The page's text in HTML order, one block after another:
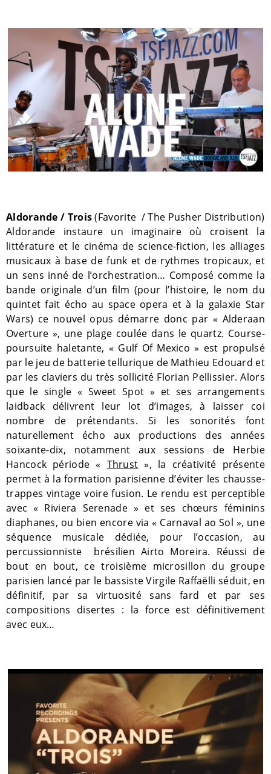
Aldorande / Trois(Favorite / The Pusher Distribution)
Aldorande instaure un imaginaire où croisent la
littérature et le cinéma de science-fiction, les alliages
musicaux à base de funk et de rythmes tropicaux, et
un sens inné de l’orchestration… Composé comme la
bande originale d’un film (pour l’histoire, le nom du
quintet fait écho au space opera et à la galaxie Star
Wars) ce nouvel opus démarre donc par « Alderaan
Overture », une plage coulée dans le quartz. Course-
poursuite haletante, « Gulf Of Mexico » est propulsé
par le jeu de batterie tellurique de Mathieu Edouard et
par les claviers du très sollicité Florian Pellissier. Alors
que le single « Sweet Spot » et ses arrangements
laidback délivrent leur lot d’images, à laisser coi
nombre de prétendants. Si les sonorités font
naturellement écho aux productions des années
soixante-dix, notamment aux sessions de Herbie
Hancock période « Thrust », la créativité présente
permet à la formation parisienne d’éviter les chausse-
trappes vintage voire fusion. Le rendu est perceptible
avec « Riviera Serenade » et ses chœurs féminins
diaphanes, ou bien encore via « Carnaval ao Sol », une
séquence musicale dédiée, pour l’occasion, au
percussionniste
brésilien Airto Moreira. Réussi de
bout en bout, ce troisième microsillon du groupe
parisien lancé par le bassiste Virgile Raffaëlli séduit, en
définitif, par sa virtuosité sans fard et par ses
compositions disertes : la force est définitivement
avec eux…